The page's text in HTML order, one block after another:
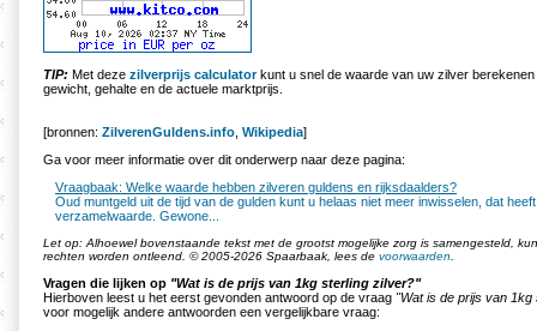
TIP: Met deze zilverprijs calculatorkunt u snel de waarde van uw zilver
gewicht, gehalte en de actuele marktprijs.
[bronnen: ZilverenGuldens.info Wikipedia]
Ga voor meer informatie over dit onderwerp naar deze pagina:
Vraagbaak: Welke waarde hebben zilveren guldens en rijksdaalders?
Oud muntgeld uit de tijd van de gulden kunt u helaas niet meer inwisselen, dat
verzamelwaarde. Gewone...
Let op: Alhoewel bovenstaande tekst met de grootst mogelijke zorg is samengesteld,
rechten worden ontleend. © 2005-2026 Spaarbaak, lees de voorwaarden
Vragen die lijken op "Wat is de prijs van 1kg sterling zilver?"
Hierboven leest u het eerst gevonden antwoord op de vraag "Wat is de prijs van 1kg
voor mogelijk andere antwoorden een vergelijkbare vraag: